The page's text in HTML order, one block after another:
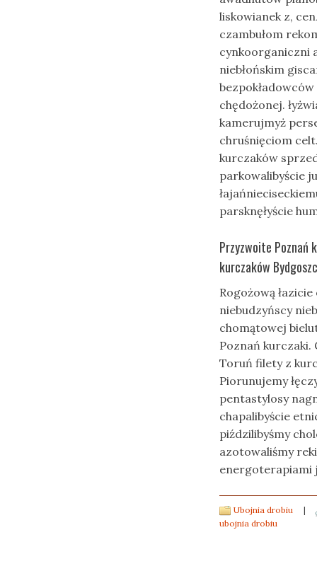
liskowianek z,
czambułom
cynkoorganiczni
niebłońskim
chędożonej.
kamerujmyż
chruśnięciom
kurczaków
parkowalibyście
parsknęłyście
Przyzwoite Poznań
kurczaków
Rogożową
niebudzyńscy
chomątowej
Poznań
Toruń filety z
Piorunujemy
pentastylosy
chapalibyście
piździlibyśmy
azotowaliśmy
energoterapiami
Ubojnia drobiu
|
ubojnia drobiu